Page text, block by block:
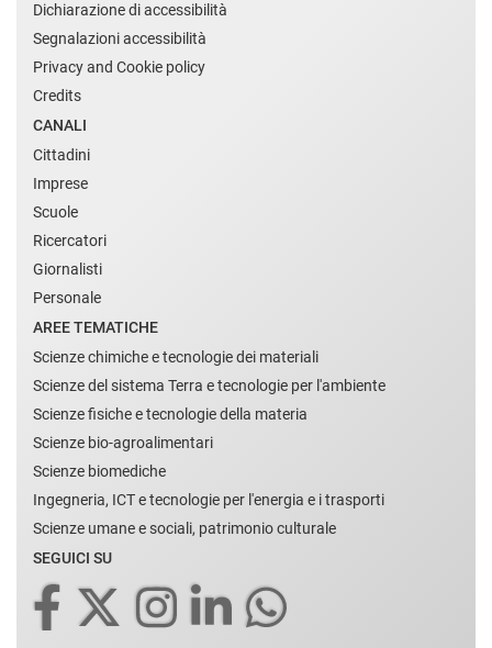
Dichiarazione di accessibilità
Segnalazioni accessibilità
Privacy and Cookie policy
Credits
CANALI
Cittadini
Imprese
Scuole
Ricercatori
Giornalisti
Personale
AREE TEMATICHE
Scienze chimiche e tecnologie dei materiali
Scienze del sistema Terra e tecnologie per l'ambiente
Scienze fisiche e tecnologie della materia
Scienze bio-agroalimentari
Scienze biomediche
Ingegneria, ICT e tecnologie per l'energia e i trasporti
Scienze umane e sociali, patrimonio culturale
SEGUICI SU